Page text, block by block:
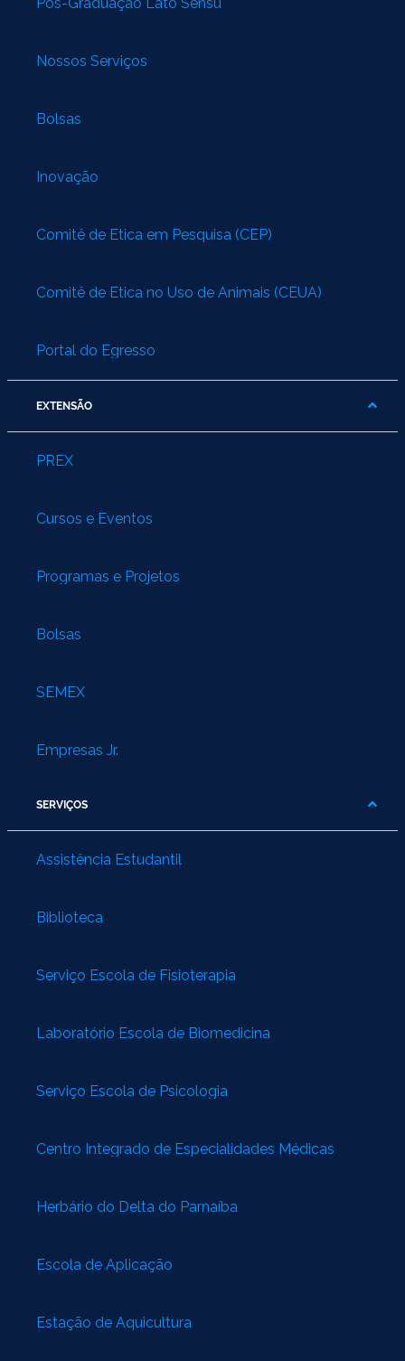
Pós-Graduação Lato Sensu
Nossos Serviços
Bolsas
Inovação
Comitê de Ética em Pesquisa (CEP)
Comitê de Ética no Uso de Animais (CEUA)
Portal do Egresso
EXTENSÃO
PREX
Cursos e Eventos
Programas e Projetos
Bolsas
SEMEX
Empresas Jr.
SERVIÇOS
Assistência Estudantil
Biblioteca
Serviço Escola de Fisioterapia
Laboratório Escola de Biomedicina
Serviço Escola de Psicologia
Centro Integrado de Especialidades Médicas
Herbário do Delta do Parnaíba
Escola de Aplicação
Estação de Aquicultura